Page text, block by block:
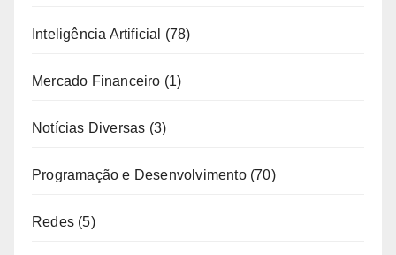
Inteligência Artificial (78)
Mercado Financeiro (1)
Notícias Diversas (3)
Programação e Desenvolvimento(70)
Redes (5)